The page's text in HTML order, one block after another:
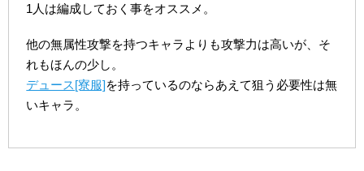
1人は編成しておく事をオススメ。
他の無属性攻撃を持つキャラよりも攻撃力は高いが、そ
れもほんの少し。
デュース[寮服]を持っているのならあえて狙う必要性は無
いキャラ。